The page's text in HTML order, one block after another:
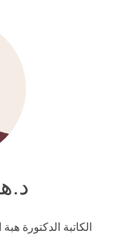
الكاتبة الدكتورة